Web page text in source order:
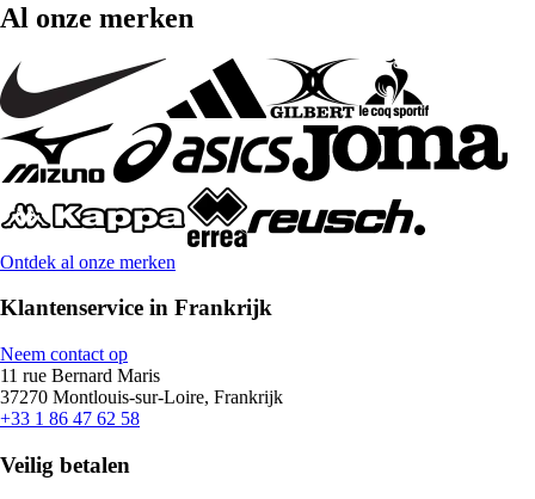
Al onze merken
Ontdek al onze merken
Klantenservice in Frankrijk
Neem contact op
11 rue Bernard Maris
37270 Montlouis-sur-Loire, Frankrijk
+33 1 86 47 62 58
Veilig betalen